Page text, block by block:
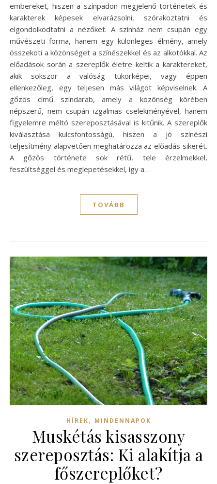
embereket, hiszen a színpadon megjelenő történetek és
karakterek képesek elvarázsolni, szórakoztatni és
elgondolkodtatni a nézőket. A színház nem csupán egy
művészeti forma, hanem egy különleges élmény, amely
összeköti a közönséget a színészekkel és az alkotókkal. Az
előadások során a szereplők életre keltik a karaktereket,
akik sokszor a valóság tükörképei, vagy éppen
ellenkezőleg, egy teljesen más világot képviselnek. A
gőzös című színdarab, amely a közönség körében
népszerű, nem csupán izgalmas cselekményével, hanem
figyelemre méltó szereposztásával is kitűnik. A szereplők
kiválasztása kulcsfontosságú, hiszen a jó színészi
teljesítmény alapvetően meghatározza az előadás sikerét.
A gőzös története sok rétű, tele érzelmekkel,
feszültséggel és meglepetésekkel, így a…
TOVÁBB
HÍREK, MINDENNAPOK
Muskétás kisasszony
szereposztás: Ki alakítja a
főszereplőket?